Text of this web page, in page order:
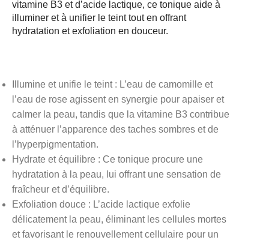
vitamine B3 et d’acide lactique, ce tonique aide à
illuminer et à unifier le teint tout en offrant
hydratation et exfoliation en douceur.
Illumine et unifie le teint : L’eau de camomille et
l’eau de rose agissent en synergie pour apaiser et
calmer la peau, tandis que la vitamine B3 contribue
à atténuer l’apparence des taches sombres et de
l’hyperpigmentation.
Hydrate et équilibre : Ce tonique procure une
hydratation à la peau, lui offrant une sensation de
fraîcheur et d’équilibre.
Exfoliation douce : L’acide lactique exfolie
délicatement la peau, éliminant les cellules mortes
et favorisant le renouvellement cellulaire pour un